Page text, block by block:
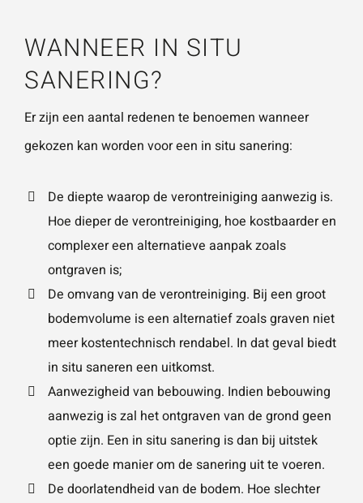
AG
WANNEER IN SITU
SANERING?
Er zijn een aantal redenen te benoemen wanneer
gekozen kan worden voor een in situ sanering:
De diepte waarop de verontreiniging aanwezig is.
Hoe dieper de verontreiniging, hoe kostbaarder en
complexer een alternatieve aanpak zoals
ontgraven is;
De omvang van de verontreiniging. Bij een groot
bodemvolume is een alternatief zoals graven niet
meer kostentechnisch rendabel. In dat geval biedt
in situ saneren een uitkomst.
Aanwezigheid van bebouwing. Indien bebouwing
aanwezig is zal het ontgraven van de grond geen
optie zijn. Een in situ sanering is dan bij uitstek
een goede manier om de sanering uit te voeren.
De doorlatendheid van de bodem. Hoe slechter